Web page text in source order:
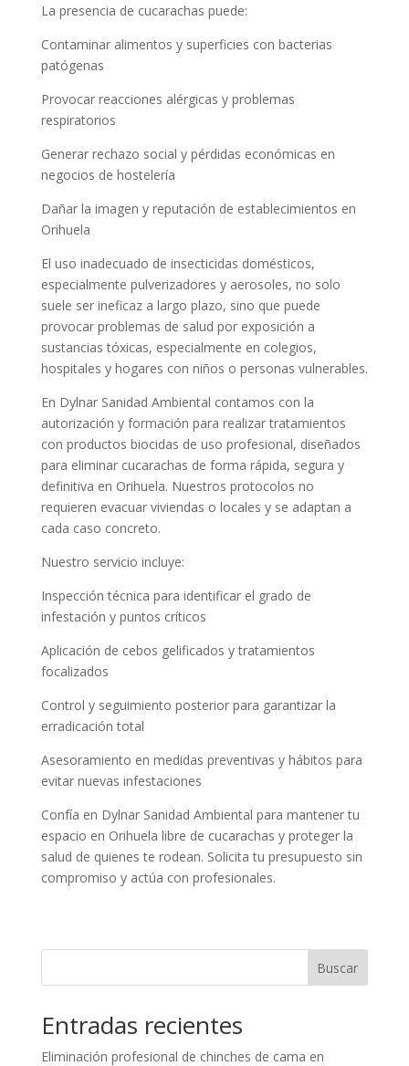
La presencia de cucarachas puede:
Contaminar alimentos y superficies con bacterias
patógenas
Provocar reacciones alérgicas y problemas
respiratorios
Generar rechazo social y pérdidas económicas en
negocios de hostelería
Dañar la imagen y reputación de establecimientos en
Orihuela
El uso inadecuado de insecticidas domésticos,
especialmente pulverizadores y aerosoles, no solo
suele ser ineficaz a largo plazo, sino que puede
provocar problemas de salud por exposición a
sustancias tóxicas, especialmente en colegios,
hospitales y hogares con niños o personas vulnerables.
En Dylnar Sanidad Ambiental contamos con la
autorización y formación para realizar tratamientos
con productos biocidas de uso profesional, diseñados
para eliminar cucarachas de forma rápida, segura y
definitiva en Orihuela. Nuestros protocolos no
requieren evacuar viviendas o locales y se adaptan a
cada caso concreto.
Nuestro servicio incluye:
Inspección técnica para identificar el grado de
infestación y puntos críticos
Aplicación de cebos gelificados y tratamientos
focalizados
Control y seguimiento posterior para garantizar la
erradicación total
Asesoramiento en medidas preventivas y hábitos para
evitar nuevas infestaciones
Confía en Dylnar Sanidad Ambiental para mantener tu
espacio en Orihuela libre de cucarachas y proteger la
salud de quienes te rodean. Solicita tu presupuesto sin
compromiso y actúa con profesionales.
Buscar
Entradas recientes
Eliminación profesional de chinches de cama en